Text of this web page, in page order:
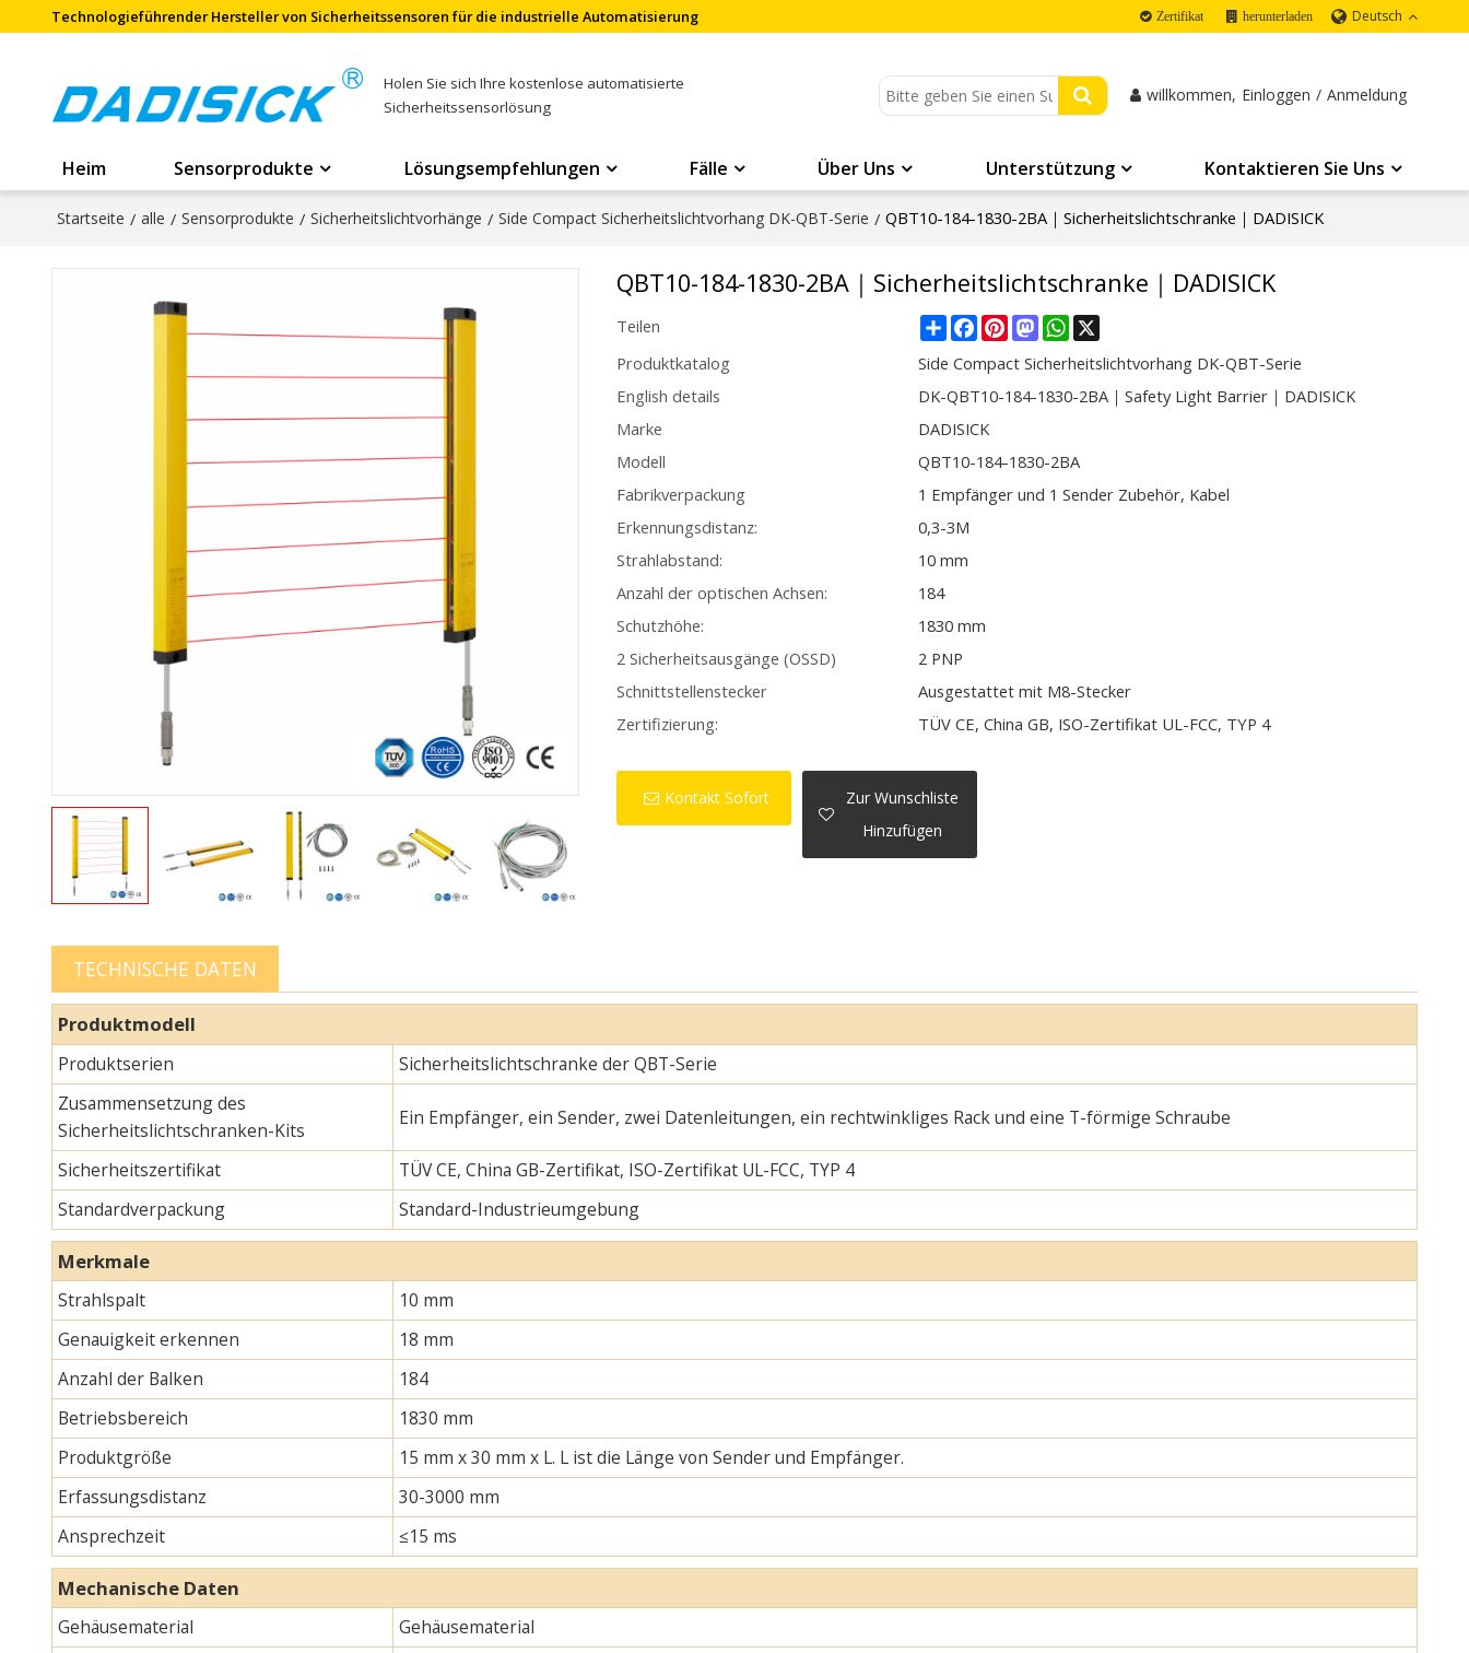
Technologieführender Hersteller von Sicherheitssensoren für die industrielle Automatisierung Zertifikat herunterladen Deutsch
Holen Sie sich Ihre kostenlose automatisierte
Sicherheitssensorlösung
willkommen, Einloggen / Anmeldung
Heim Sensorprodukte Lösungsempfehlungen Fälle Über Uns Unterstützung Kontaktieren Sie Uns
Startseite / alle / Sensorprodukte / Sicherheitslichtvorhänge / Side Compact Sicherheitslichtvorhang DK-QBT-Serie / QBT10-184-1830-2BA｜Sicherheitslichtschranke｜DADISICK
QBT10-184-1830-2BA｜Sicherheitslichtschranke｜DADISICK
Teilen ShareFacebook
PinterestMastodonWhatsApp
Produktkatalog
Side Compact Sicherheitslichtvorhang DK-QBT-Serie
English details
DK-QBT10-184-1830-2BA｜Safety Light Barrier｜DADISICK
Marke
DADISICK
Modell
QBT10-184-1830-2BA
Fabrikverpackung
1 Empfänger und 1 Sender Zubehör, Kabel
Erkennungsdistanz:
0,3-3M
Strahlabstand:
10 mm
Anzahl der optischen Achsen:
184
Schutzhöhe:
1830 mm
2 Sicherheitsausgänge (OSSD)
2 PNP
Schnittstellenstecker
Ausgestattet mit M8-Stecker
Zertifizierung:
TÜV CE, China GB, ISO-Zertifikat UL-FCC, TYP 4
Kontakt Sofort
Zur Wunschliste
Hinzufügen
TECHNISCHE DATEN
Produktmodell
Produktserien
Sicherheitslichtschranke der QBT-Serie
Zusammensetzung des
Sicherheitslichtschranken-Kits
Ein Empfänger, ein Sender, zwei Datenleitungen, ein rechtwinkliges Rack und eine T-förmige Schraube
Sicherheitszertifikat
TÜV CE, China GB-Zertifikat, ISO-Zertifikat UL-FCC, TYP 4
Standardverpackung
Standard-Industrieumgebung
Merkmale
Strahlspalt
10 mm
Genauigkeit erkennen
18 mm
Anzahl der Balken
184
Betriebsbereich
1830 mm
Produktgröße
15 mm x 30 mm x L. L ist die Länge von Sender und Empfänger.
Erfassungsdistanz
30-3000 mm
Ansprechzeit
≤15 ms
Mechanische Daten
Gehäusematerial
Gehäusematerial